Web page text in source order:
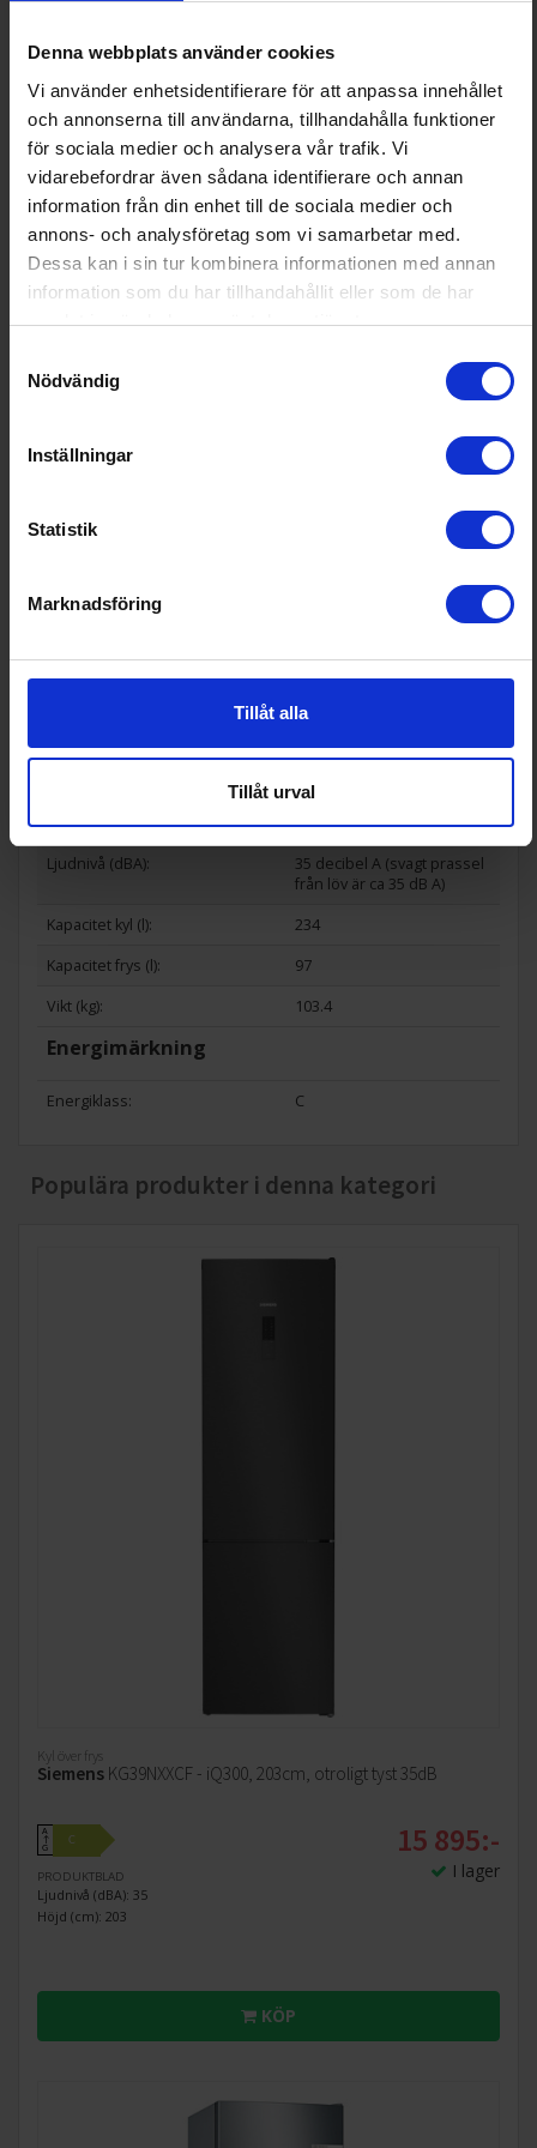
Denna webbplats använder cookies
Vi använder enhetsidentifierare för att anpassa innehållet
och annonserna till användarna, tillhandahålla funktioner
för sociala medier och analysera vår trafik. Vi
vidarebefordrar även sådana identifierare och annan
information från din enhet till de sociala medier och
annons- och analysföretag som vi samarbetar med.
Dessa kan i sin tur kombinera informationen med annan
information som du har tillhandahållit eller som de har
samlat in när du har använt deras tjänster.
Nödvändig
Inställningar
Statistik
Marknadsföring
Tillåt alla
Tillåt urval
Snabbinfrysningsfunktion (Ja/N
Ja
Allmän information
Färg:
Grön
Produktgrupp:
kyl över frys
Funktioner och egenskaper
Ismaskin (Ja/Nej):
Möjlighet för sidebyside placeri
Ja, men kräver 20mm mella
Självavfrostande frys (ja/nej):
Wi-Fi anslutning (Ja/Nej):
ott (h):
Årlig energiförbrukning (kWh/å
r):
158
Ljudnivå (dBA):
35 decibel A (svagt prassel
från löv är ca 35 dB A)
Kapacitet kyl (l):
234
Kapacitet frys (l):
97
Vikt (kg):
103.4
Energimärkning
Energiklass: C
Populära produkter i denna kategori
Kyl över frys
Siemens KG39NXXCF - iQ300, 203cm, otroligt tyst 35dB
A
↑
G
C
PRODUKTBLAD
Ljudnivå (dBA): 35
Höjd (cm): 203
15 895:-
I lager
KÖP